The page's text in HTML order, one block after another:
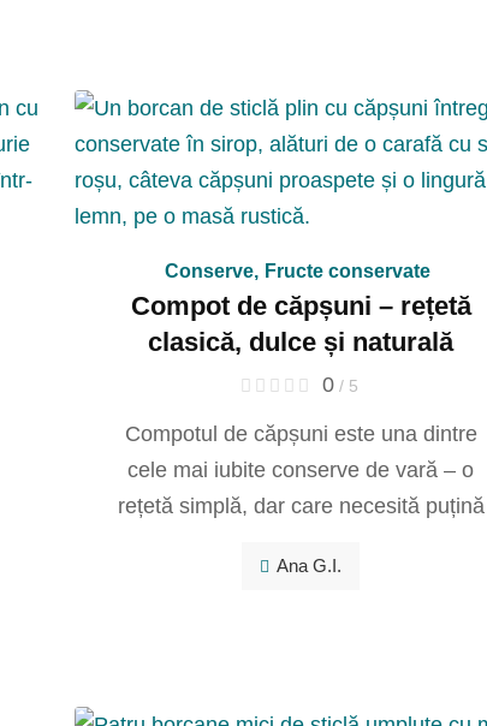
Conserve, Fructe conservate
Compot de căpșuni – rețetă
clasică, dulce și naturală
0/ 5
Compotul de căpșuni este una dintre
cele mai iubite conserve de vară – o
rețetă simplă, dar care necesită puțină
Ana G.I.